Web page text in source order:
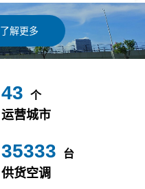
了解更多
49 个
运营城市
40000 台
供货空调